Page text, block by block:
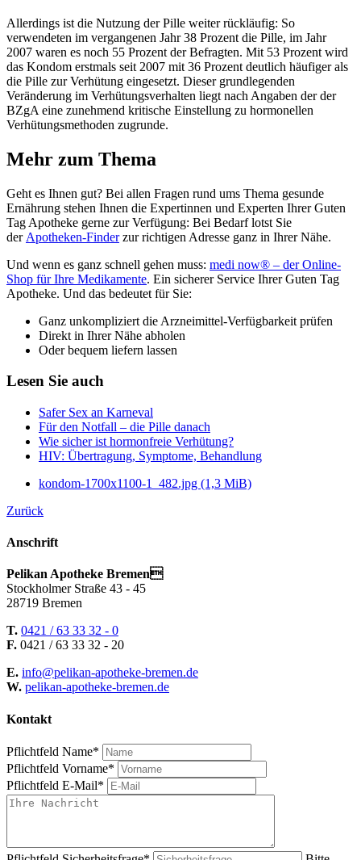
Allerdings ist die Nutzung der Pille weiter rückläufig: So
verwendeten im vergangenen Jahr 38 Prozent die Pille, im Jahr
2007 waren es noch 55 Prozent der Befragten. Mit 53 Prozent wird
das Kondom erstmals seit 2007 mit 36 Prozent deutlich häufiger als
die Pille zur Verhütung eingesetzt. Dieser grundlegenden
Veränderung im Verhütungsverhalten liegt nach Angaben der der
BZgA eine zunehmend kritische Einstellung zu hormonellen
Verhütungsmethoden zugrunde.
Mehr zum Thema
Geht es Ihnen gut? Bei allen Fragen rund ums Thema gesunde
Ernährung stehen Ihnen die Expertinnen und Experten Ihrer Guten
Tag Apotheke gerne zur Verfügung: Bei Bedarf lotst Sie
der Apotheken-Finderzur richtigen Adresse ganz in Ihrer Nähe.
Und wenn es ganz schnell gehen muss: medi now® – der Online-
Shop für Ihre Medikamente. Ein sicherer Service Ihrer Guten Tag
Apotheke. Und das bedeutet für Sie:
Ganz unkompliziert die Arzneimittel-Verfügbarkeit prüfen
Direkt in Ihrer Nähe abholen
Oder bequem liefern lassen
Lesen Sie auch
Safer Sex an Karneval
Für den Notfall – die Pille danach
Wie sicher ist hormonfreie Verhütung?
HIV: Übertragung, Symptome, Behandlung
kondom-1700x1100-1_482.jpg (1,3 MiB)
Zurück
Anschrift
Pelikan Apotheke Bremen
Stockholmer Straße 43 - 45
28719 Bremen
T. 0421 / 63 33 32 - 0
F. 0421 / 63 33 32 - 20
E. info@pelikan-apotheke-bremen.de
W. pelikan-apotheke-bremen.de
Kontakt
Pflichtfeld Name*
Pflichtfeld Vorname*
Pflichtfeld E-Mail*